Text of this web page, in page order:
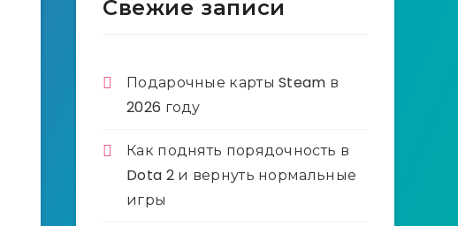
Свежие записи
Подарочные карты Steam в
2026 году
Как поднять порядочность в
Dota 2 и вернуть нормальные
игры